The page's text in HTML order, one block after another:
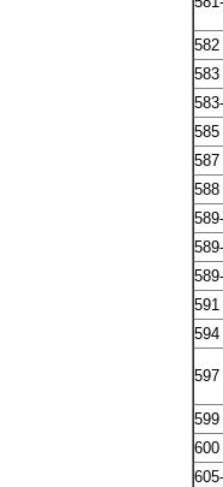
582
583
585
587
588
591
594
597
599
600